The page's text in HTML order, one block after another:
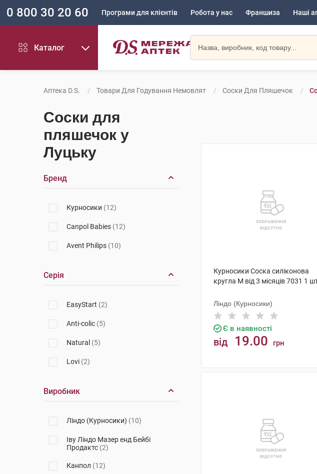
0 800 30 20 60 Програми для клієнтів Робота у нас Франшиза Наші
Каталог
Аптека D.S. Товари Для Годування Немовлят Соски Для Пляшечок
Соски для
пляшечок у
Луцьку
Бренд
Курносики (12)
Canpol Babies (12)
Avent Philips (10)
Серія
EasyStart (2)
Anti-colic (5)
Natural (5)
Lovi (2)
Виробник
Ліндо (Курносики) (10)
Іву Ліндо Мазер енд Бейбі
Продактс (2)
Канпол (12)
Курносики Соска силіконова
кругла M від 3 місяців 7031 1
Ліндо (Курносики)
Є в наявності
від 19.00 грн